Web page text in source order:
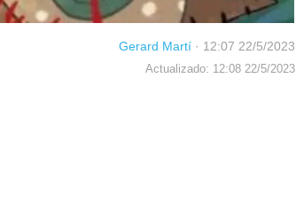
Gerard Martí · 12:07 22/5/2023
Actualizado: 12:08 22/5/2023